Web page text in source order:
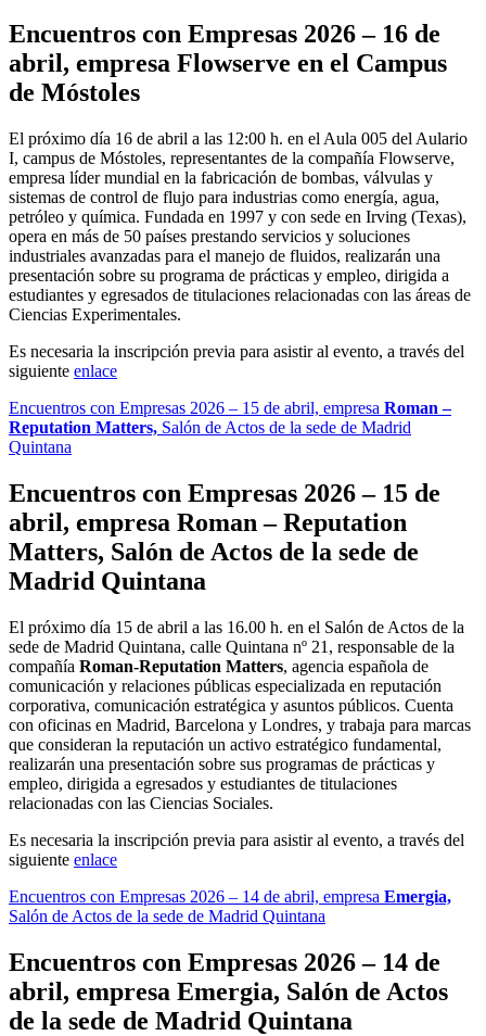
Encuentros con Empresas 2026 – 16 de
abril, empresa Flowserve en el Campus
de Móstoles
El próximo día 16 de abril a las 12:00 h. en el Aula 005 del Aulario
I, campus de Móstoles, representantes de la compañía Flowserve,
empresa líder mundial en la fabricación de bombas, válvulas y
sistemas de control de flujo para industrias como energía, agua,
petróleo y química. Fundada en 1997 y con sede en Irving (Texas),
opera en más de 50 países prestando servicios y soluciones
industriales avanzadas para el manejo de fluidos, realizarán una
presentación sobre su programa de prácticas y empleo, dirigida a
estudiantes y egresados de titulaciones relacionadas con las áreas de
Ciencias Experimentales.
Es necesaria la inscripción previa para asistir al evento, a través del
siguiente enlace
Encuentros con Empresas 2026 – 15 de abril, empresa Roman –
Reputation Matters, Salón de Actos de la sede de Madrid
Quintana
Encuentros con Empresas 2026 – 15 de
abril, empresa Roman – Reputation
Matters, Salón de Actos de la sede de
Madrid Quintana
El próximo día 15 de abril a las 16.00 h. en el Salón de Actos de la
sede de Madrid Quintana, calle Quintana nº 21, responsable de la
compañía Roman-Reputation Matters, agencia española de
comunicación y relaciones públicas especializada en reputación
corporativa, comunicación estratégica y asuntos públicos. Cuenta
con oficinas en Madrid, Barcelona y Londres, y trabaja para marcas
que consideran la reputación un activo estratégico fundamental,
realizarán una presentación sobre sus programas de prácticas y
empleo, dirigida a egresados y estudiantes de titulaciones
relacionadas con las Ciencias Sociales.
Es necesaria la inscripción previa para asistir al evento, a través del
siguiente enlace
Encuentros con Empresas 2026 – 14 de abril, empresa Emergia,
Salón de Actos de la sede de Madrid Quintana
Encuentros con Empresas 2026 – 14 de
abril, empresa Emergia, Salón de Actos
de la sede de Madrid Quintana